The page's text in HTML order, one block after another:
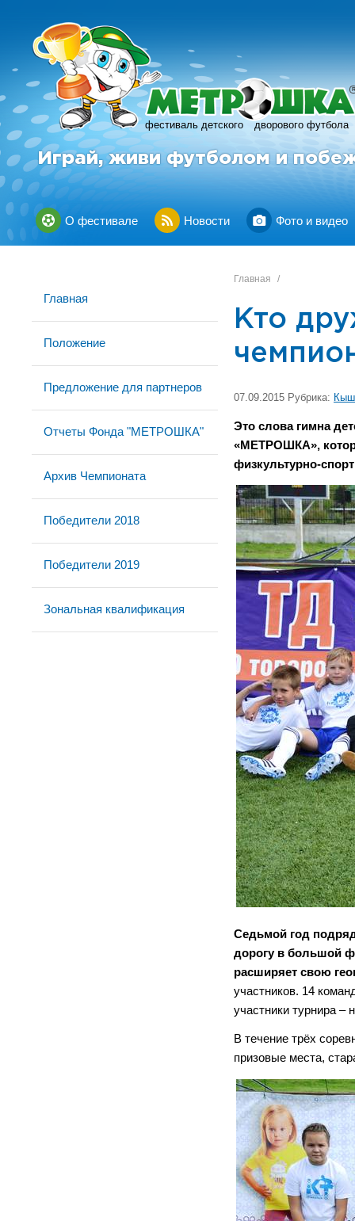
фестиваль детского дворового футбола
R
Играй, живи футболом и
О фестивале Новости Фото и видео
Главная
Положение
Предложение для партнеров
Отчеты Фонда "МЕТРОШКА"
Архив Чемпионата
Победители 2018
Победители 2019
Зональная квалификация
Главная /
Кто
07.09.2015 Рубрика:
Это слова гимна
«МЕТРОШКА»,
физкультурно-
Седьмой год
дорогу в большой
расширяет свою
участников. 14
участники турнира –
В течение трёх
призовые места,